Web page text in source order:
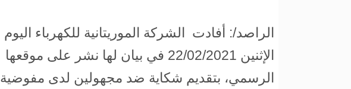
الراصد/: أفادت الشركة الموريتانية للكهرباء اليوم
الإثنين 22/02/2021 في بيان لها نشر على موقعها
الرسمي، بتقديم شكاية ضد مجهولين لدى مفوضية